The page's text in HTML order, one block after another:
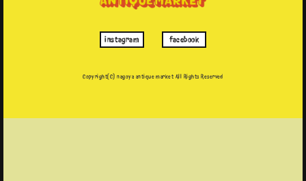
instagram facebook
Copyright(C) nagoya antique market All Rights Reserved